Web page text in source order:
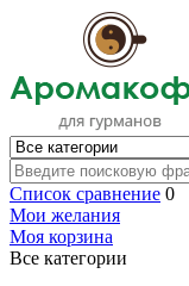
Список сравнение 0
Мои желания
Моя корзина
Все категории